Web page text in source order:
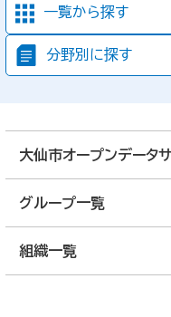
一覧から探す
分野別に探す
大仙市オープンデータ
グループ一覧
組織一覧
トが見つ
０年４月から、７５歳
、退職被保険者のうち